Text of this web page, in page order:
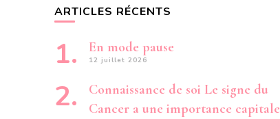
ARTICLES RÉCENTS
En mode pause
12 juillet 2026
Connaissance de soi Le signe du
Cancer a une importance capitale